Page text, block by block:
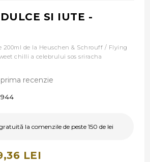
SI IUTE -
200ml de la Heuschen & Schrouff / Flying
chilli a celebrului sos sriracha
recenzie
la comenzile de peste 150 de lei
LEI